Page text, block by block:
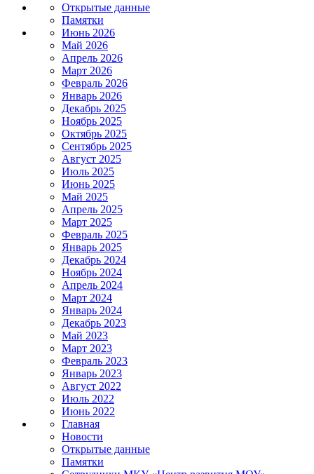
Открытые данные
Памятки
Июнь 2026
Май 2026
Апрель 2026
Март 2026
Февраль 2026
Январь 2026
Декабрь 2025
Ноябрь 2025
Октябрь 2025
Сентябрь 2025
Август 2025
Июль 2025
Июнь 2025
Май 2025
Апрель 2025
Март 2025
Февраль 2025
Январь 2025
Декабрь 2024
Ноябрь 2024
Апрель 2024
Март 2024
Январь 2024
Декабрь 2023
Май 2023
Март 2023
Февраль 2023
Январь 2023
Август 2022
Июль 2022
Июнь 2022
Главная
Новости
Открытые данные
Памятки